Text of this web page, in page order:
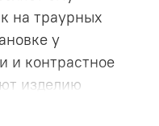
на траурных
у
и контрастное
изделию
вид.